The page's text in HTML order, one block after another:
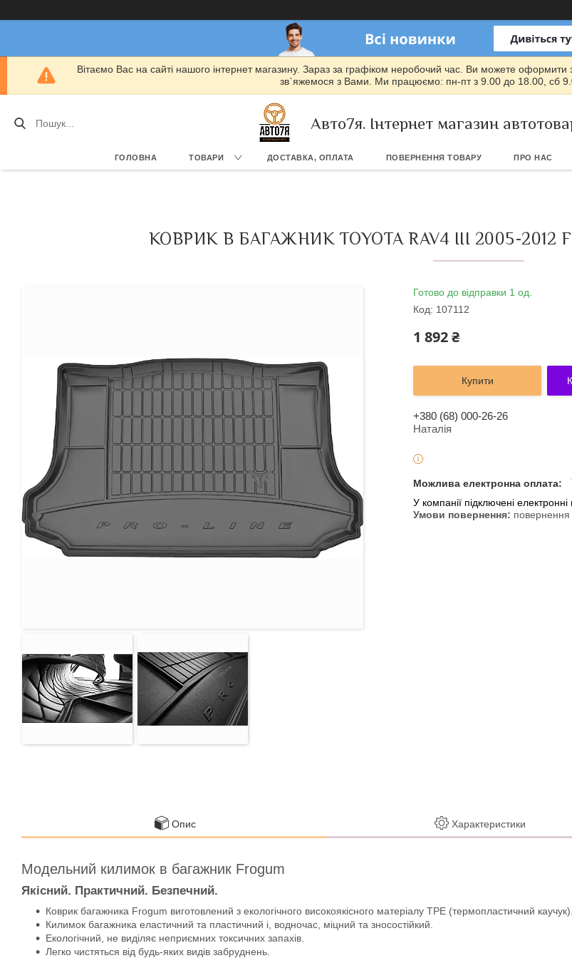
Вітаємо Вас на сайті нашого інтернет магазину. Зараз за графіком неробочий час. Ви можете оформити
зв`яжемося з Вами. Ми працюємо: пн-пт з 9.00 до 18.00, сб
Авто7я. Інтернет магазин
ГОЛОВНА ТОВАРИ ДОСТАВКА, ОПЛАТА ПОВЕРНЕННЯ ТОВАРУ ПРО НАС
КОВРИК В БАГАЖНИК TOYOTA RAV4 III 2005-2012
Готово до відправки 1 од.
Код: 107112
1 892 ₴
Купити
+380 (68) 000-26-26
Наталія
У компанії підключені
повернення
Опис Характеристики
Модельний килимок в багажник Frogum
Якісний. Практичний. Безпечний.
Коврик багажника Frogum виготовлений з екологічного високоякісного матеріалу TPE (термопластичний каучук).
Килимок багажника еластичний та пластичний і, водночас, міцний та зносостійкий.
Екологічний, не виділяє неприємних токсичних запахів.
Легко чистяться від будь-яких видів забруднень.